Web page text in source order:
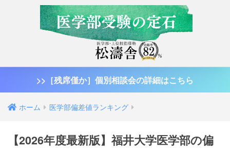
>>［残席僅か］個別相談会の詳細はこちら
ホーム 医学部偏差値ランキング
【2026年度最新版】福井大学医学部の偏